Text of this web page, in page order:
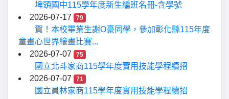
埤頭國中115學年度新生編班名冊-含學號
2026-07-17
79
賀！本校畢業生謝O豪同學，參加彰化縣115年度
童畫心世界繪畫比賽...
2026-07-07
75
國立北斗家商115學年度實用技能學程續招
2026-07-07
71
國立員林家商115學年度實用技能學程續招